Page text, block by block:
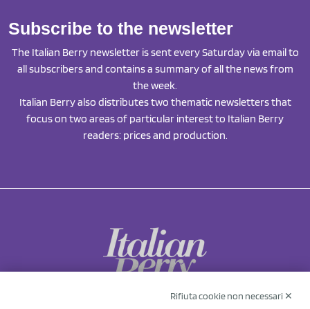
Subscribe to the newsletter
The Italian Berry newsletter is sent every Saturday via email to
all subscribers and contains a summary of all the news from
the week.
Italian Berry also distributes two thematic newsletters that
focus on two areas of particular interest to Italian Berry
readers: prices and production.
Rifiuta cookie non necessari ✕